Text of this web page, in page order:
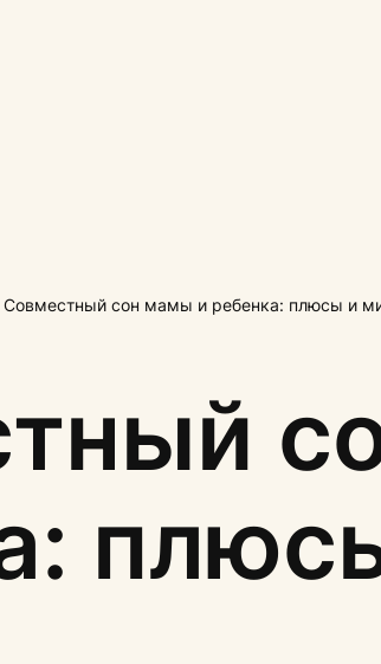
Совместный сон мамы и ребенка: плюсы и